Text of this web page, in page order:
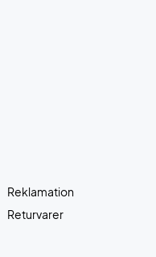
Reklamation
Returvarer